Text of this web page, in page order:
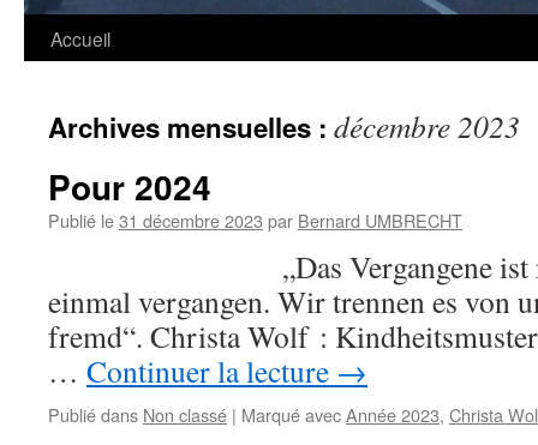
Accueil
Archives mensuelles : décembre 2023
Pour 2024
Publié le31 décembre 2023 par Bernard UMBRECHT
„Das Vergangene ist nicht
einmal vergangen. Wir trennen es von
fremd“. Christa Wolf : Kindheitsmuster
… Continuer la lecture →
Publié dans Non classé | Marqué avecAnnée 2023, Christa